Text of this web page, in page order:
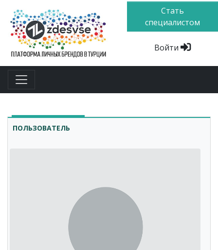
Стать
специалистом
Войти
ПОЛЬЗОВАТЕЛЬ